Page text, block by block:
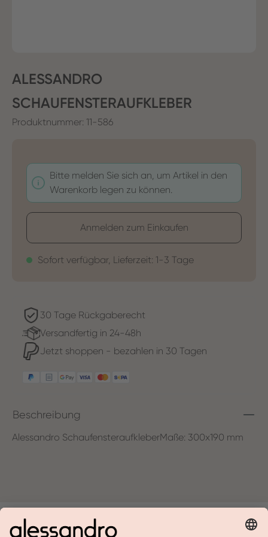
ALESSANDRO
SCHAUFENSTERAUFKLEBER
Produktnummer: 11-586
Bitte melden Sie sich an, um Artikel in den
Warenkorb legen zu können.
Anmelden zum Einkaufen
Sofort verfügbar, Lieferzeit: 1-3 Tage
30 Tage Rückgaberecht
Versandfertig in 24-48h
Jetzt shoppen - bezahlen in 30 Tagen
Beschreibung
Alessandro SchaufensteraufkleberMaße: 300x190 mm